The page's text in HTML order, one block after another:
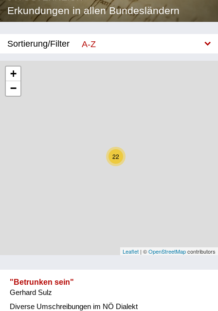
Erkundungen in allen Bundesländern
Sortierung/Filter
A-Z
Niederösterreich
Oberösterreich
Vorarlberg
22
+
−
Leaflet | ©OpenStreetMapcontributors
"Betrunken sein"
Gerhard Sulz
Diverse Umschreibungen im NÖ Dialekt